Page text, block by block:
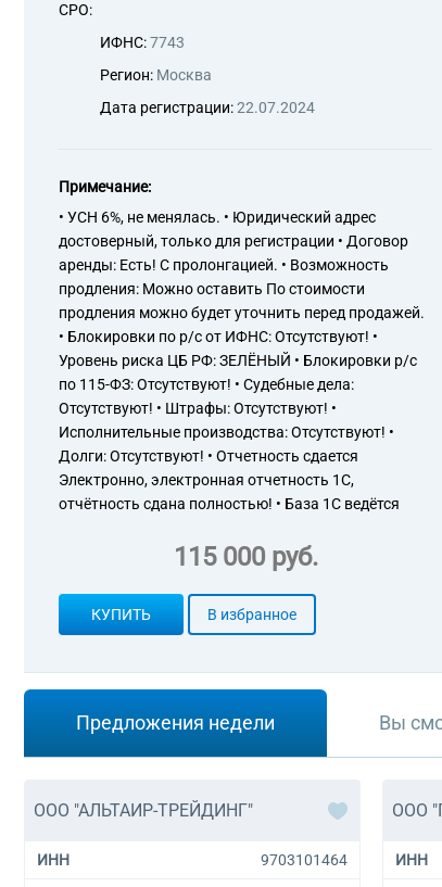
СРО:
ИФНС:7743
Регион: Москва
Дата регистрации:22.07.2024
Примечание:
• УСН 6%, не менялась. • Юридический адрес
достоверный, только для регистрации • Договор
аренды: Есть! С пролонгацией. • Возможность
продления: Можно оставить По стоимости
продления можно будет уточнить перед продажей.
• Блокировки по р/с от ИФНС: Отсутствуют! •
Уровень риска ЦБ РФ: ЗЕЛЁНЫЙ • Блокировки р/с
по 115-ФЗ: Отсутствуют! • Судебные дела:
Отсутствуют! • Штрафы: Отсутствуют! •
Исполнительные производства: Отсутствуют! •
Долги: Отсутствуют! • Отчетность сдается
Электронно, электронная отчетность 1С,
отчётность сдана полностью! • База 1С ведётся
115 000 руб.
КУПИТЬ В избранное
Предложения недели Вы
ООО "АЛЬТАИР-ТРЕЙДИНГ"
ИНН 9703101464
ООО
ИНН